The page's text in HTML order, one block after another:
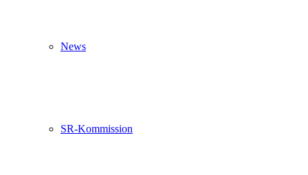
News
SR-Kommission